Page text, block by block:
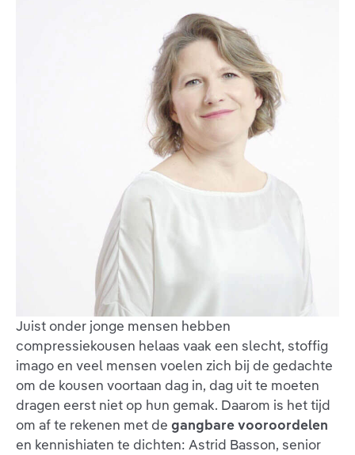
Juist onder jonge mensen hebben
compressiekousen helaas vaak een slecht, stoffig
imago en veel mensen voelen zich bij de gedachte
om de kousen voortaan dag in, dag uit te moeten
dragen eerst niet op hun gemak. Daarom is het tijd
om af te rekenen met de gangbare vooroordelen
en kennishiaten te dichten: Astrid Basson, senior